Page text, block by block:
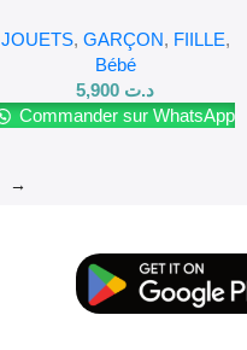
JOUETS, GARÇON, FIILLE,
Bébé
د.ت
Commander sur WhatsApp
→